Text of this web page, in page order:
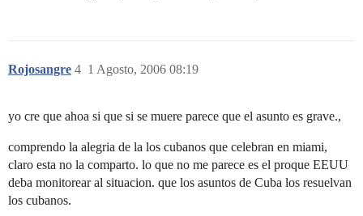
Rojosangre 1 Agosto, 2006 08:19
4
yo cre que ahoa si que si se muere parece que el asunto es grave.,
comprendo la alegria de la los cubanos que celebran en miami,
claro esta no la comparto. lo que no me parece es el proque EEUU
deba monitorear al situacion. que los asuntos de Cuba los resuelvan
los cubanos.